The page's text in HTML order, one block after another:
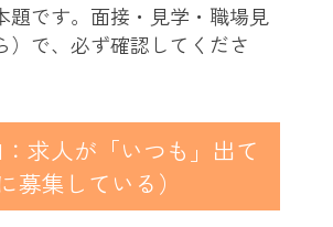
題です。面接・見学・職場見
）で、必ず確認してくださ
求人が「いつも」出て
募集している）